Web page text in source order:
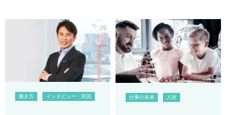
働き方 インタビュー・対談 仕事の未来 人財